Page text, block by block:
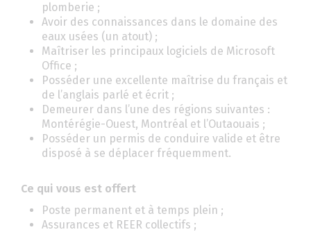
plomberie ;
Avoir des connaissances dans le domaine des
eaux usées (un atout) ;
Maîtriser les principaux logiciels de Microsoft
Office ;
Posséder une excellente maîtrise du français et
de l’anglais parlé et écrit ;
Demeurer dans l’une des régions suivantes :
Montérégie-Ouest, Montréal et l’Outaouais ;
Posséder un permis de conduire valide et être
disposé à se déplacer fréquemment.
Ce qui vous est offert
Poste permanent et à temps plein ;
Assurances et REER collectifs ;